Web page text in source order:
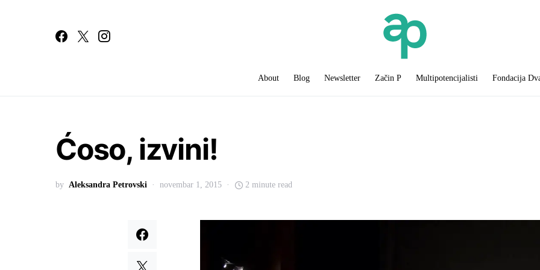
About Blog Newsletter Začin P Multipotencijalisti Fondacija
Ćoso, izvini!
by Aleksandra Petrovski novembar 1, 2015 2 minute read